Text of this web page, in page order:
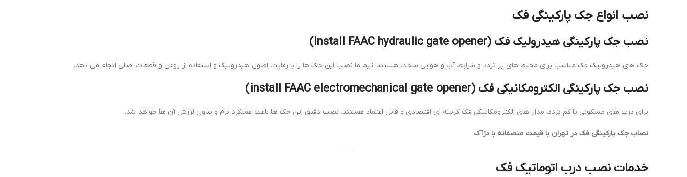
نصب انواع جک پارکینگی فک
نصب جک پارکینگی هیدرولیک فک (install FAAC hydraulic gate opener)
جک های هیدرولیک فک مناسب برای محیط های پر تردد و شرایط آب و هوایی سخت هستند. تیم ما نصب این جک ها را با رعایت اصول هیدرولیک و استفاده از روغن و قطعات اصلی انجام می دهد.
نصب جک پارکینگی الکترومکانیکی فک (install FAAC electromechanical gate opener)
برای درب های مسکونی یا کم تردد، مدل های الکترومکانیکی فک گزینه ای اقتصادی و قابل اعتماد هستند. نصب دقیق این جک ها باعث عملکرد نرم و بدون لرزش آن ها خواهد شد.
نصاب جک پارکینگی فک در تهران با قیمت منصفانه با دژآک
خدمات نصب درب اتوماتیک فک